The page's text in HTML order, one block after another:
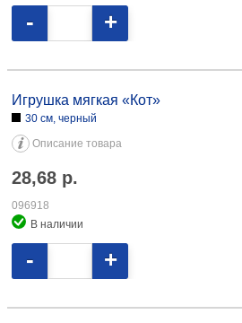
- +
Игрушка мягкая «Кот»
30 см, черный
Описание товара
28,68 р.
096918
В наличии
- +